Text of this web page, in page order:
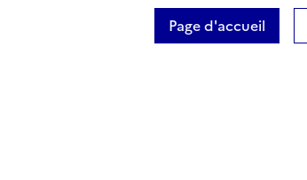
Page d'accueil